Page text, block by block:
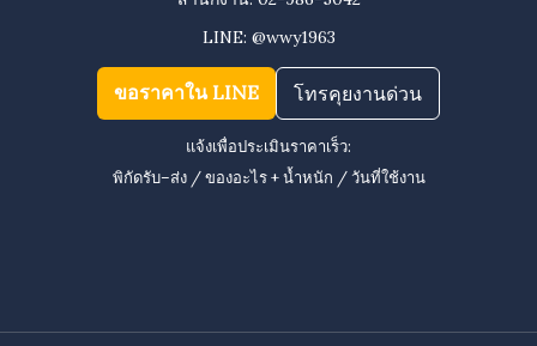
LINE: @wwy1963
ขอราคาใน LINE โทรคุยงานด่วน
แจ้งเพื่อประเมินราคาเร็ว:
พิกัดรับ–ส่ง / ของอะไร + น้ำหนัก / วันที่ใช้งาน